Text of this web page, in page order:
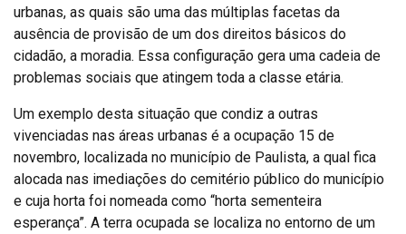
urbanas, as quais são uma das múltiplas facetas da
ausência de provisão de um dos direitos básicos do
cidadão, a moradia. Essa configuração gera uma cadeia de
problemas sociais que atingem toda a classe etária.
Um exemplo desta situação que condiz a outras
vivenciadas nas áreas urbanas é a ocupação 15 de
novembro, localizada no município de Paulista, a qual fica
alocada nas imediações do cemitério público do município
e cuja horta foi nomeada como “horta sementeira
esperança”. A terra ocupada se localiza no entorno de um